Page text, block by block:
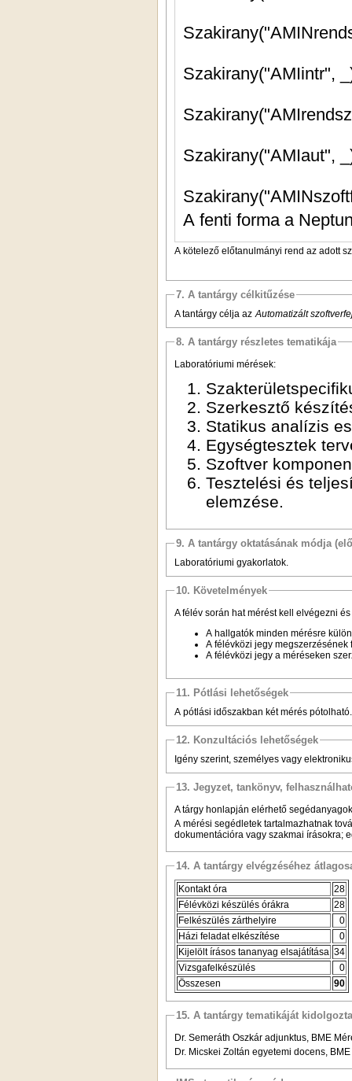
A fenti forma a
A kötelező előtanulmányi rend az adott
7. A tantárgy célkitűzése
A tantárgy célja azAutomatizált
8. A tantárgy részletes tematikája
Laboratóriumi mérések:
Szerkesztő
Statikus analízis
Egységtesztek
Szoftver
Tesztelési és
elemzése.
9. A tantárgy oktatásának módja
Laboratóriumi gyakorlatok.
10. Követelmények
A félév során hat mérést kell elvégezni
A hallgatók minden mérésre
A félévközi jegy
A félévközi jegy a méréseken
11. Pótlási lehetőségek
A pótlási időszakban két mérés
12. Konzultációs lehetőségek
Igény szerint, személyes vagy
13. Jegyzet, tankönyv,
A tárgy honlapján elérhető
A mérési segédletek tartalmazhatnak
dokumentációra vagy szakmai írásokra;
14. A tantárgy elvégzéséhez
Kontakt óra
28
Félévközi készülés órákra
28
Felkészülés zárthelyire
0
Házi feladat elkészítése
0
Kijelölt írásos tananyag elsajátítása 34
Vizsgafelkészülés
0
Összesen
90
15. A tantárgy tematikáját kidolgozta
Dr. Semeráth Oszkár adjunktus, BME
Dr. Micskei Zoltán egyetemi docens,